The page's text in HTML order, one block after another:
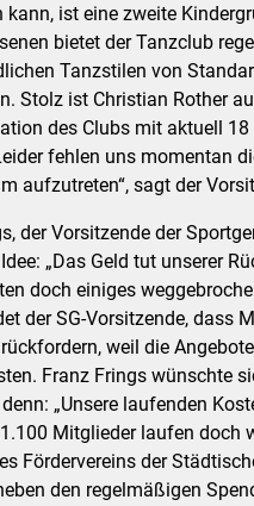
kann, ist eine zweite
bietet der Tanzclub
Tanzstilen von
Stolz ist Christian Rother
des Clubs mit aktuell 18
fehlen uns momentan
aufzutreten“, sagt der
der Vorsitzende der
„Das Geld tut unserer
doch einiges
der SG-Vorsitzende, dass
weil die
Franz Frings wünschte
„Unsere laufenden
Mitglieder laufen doch
Fördervereins der
den regelmäßigen